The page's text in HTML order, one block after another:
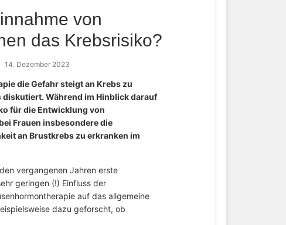
von
das Krebsrisiko?
14. Dezember 2023
die Gefahr steigt an Krebs zu
Während im Hinblick darauf
für die Entwicklung von
Frauen insbesondere die
an Brustkrebs zu erkranken im
vergangenen Jahren erste
geringen (!) Einfluss der
auf das allgemeine
dazu geforscht, ob